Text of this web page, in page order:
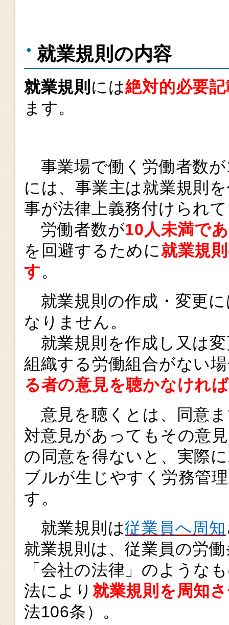
就業規則の内容
就業規則 には絶対的必要
ます。
事業場で働く労働者数
には、事業主は就業規則
事が法律上義務付けられ
労働者数が10人未満で
を回避するために就業規
す。
就業規則の作成・変更
なりません。
就業規則を作成し又は
組織する労働組合がない
る者の意見を聴かなけれ
意見を聴くとは、同意
対意見があってもその意
の同意を得ないと、実際
ブルが生じやすく労務管
す。
就業規則は従業員へ周知
就業規則は、従業員の労
「会社の法律」のような
法により 就業規則を周知
法106条）。